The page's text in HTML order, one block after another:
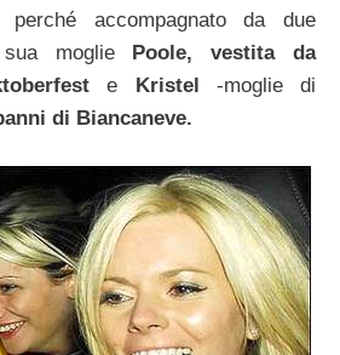
accompagnato da due
sua moglie Poole, vestita da
e Kristel -moglie di
di Biancaneve.